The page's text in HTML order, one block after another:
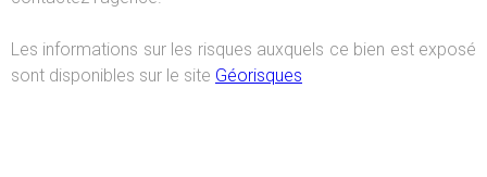
Les informations sur les risques auxquels ce bien est exposé
sont disponibles sur le site Géorisques